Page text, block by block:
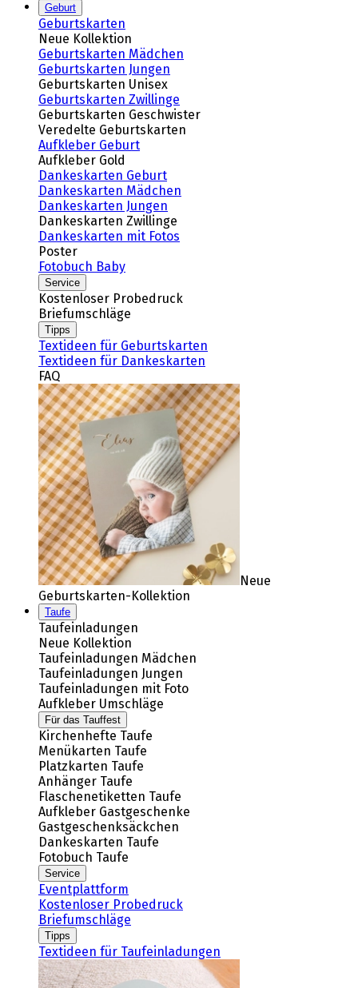
Geburt
Geburtskarten
Neue Kollektion
Geburtskarten Mädchen
Geburtskarten Jungen
Geburtskarten Unisex
Geburtskarten Zwillinge
Geburtskarten Geschwister
Veredelte Geburtskarten
Aufkleber Geburt
Aufkleber Gold
Dankeskarten Geburt
Dankeskarten Mädchen
Dankeskarten Jungen
Dankeskarten Zwillinge
Dankeskarten mit Fotos
Poster
Fotobuch Baby
Service
Kostenloser Probedruck
Briefumschläge
Tipps
Textideen für Geburtskarten
Textideen für Dankeskarten
FAQ
Neue
Geburtskarten-Kollektion
Taufe
Taufeinladungen
Neue Kollektion
Taufeinladungen Mädchen
Taufeinladungen Jungen
Taufeinladungen mit Foto
Aufkleber Umschläge
Für das Tauffest
Kirchenhefte Taufe
Menükarten Taufe
Platzkarten Taufe
Anhänger Taufe
Flaschenetiketten Taufe
Aufkleber Gastgeschenke
Gastgeschenksäckchen
Dankeskarten Taufe
Fotobuch Taufe
Service
Eventplattform
Kostenloser Probedruck
Briefumschläge
Tipps
Textideen für Taufeinladungen